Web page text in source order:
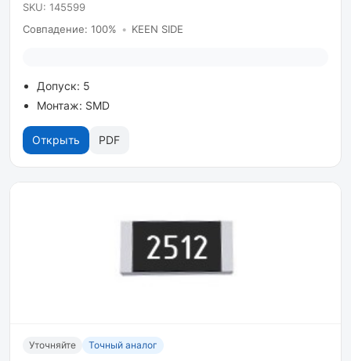
SKU: 145599
Совпадение: 100% • KEEN SIDE
Допуск: 5
Монтаж: SMD
Открыть PDF
Уточняйте Точный аналог